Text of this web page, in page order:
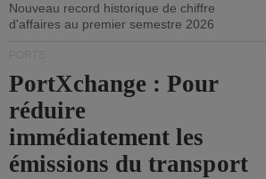
Nouveau record historique de chiffre
d'affaires au premier semestre 2026
PortXchange : Pour
réduire
immédiatement les
émissions du transport